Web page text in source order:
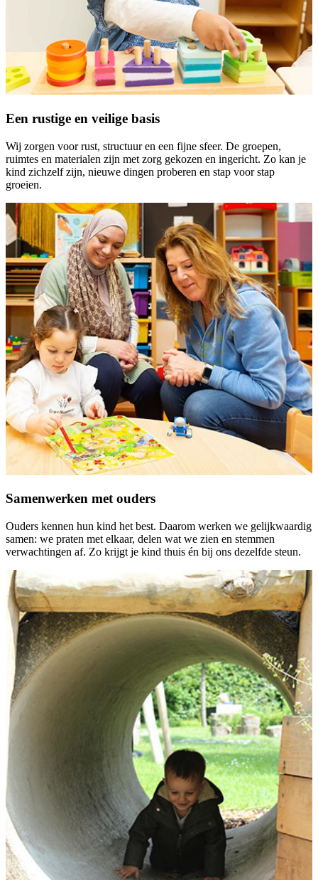
Een rustige en veilige basis
Wij zorgen voor rust, structuur en een fijne sfeer. De groepen,
ruimtes en materialen zijn met zorg gekozen en ingericht. Zo kan je
kind zichzelf zijn, nieuwe dingen proberen en stap voor stap
groeien.
Samenwerken met ouders
Ouders kennen hun kind het best. Daarom werken we gelijkwaardig
samen: we praten met elkaar, delen wat we zien en stemmen
verwachtingen af. Zo krijgt je kind thuis én bij ons dezelfde steun.